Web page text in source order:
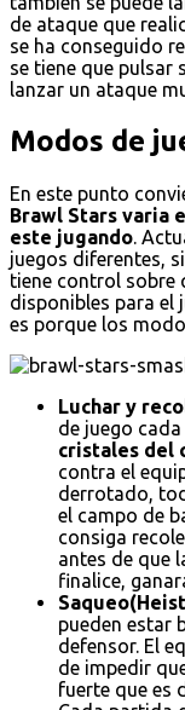
de ataque que
se ha conseguido
se tiene que pulsar
lanzar un ataque
Modos de
En este punto
Brawl Stars varia
este jugando.
juegos diferentes,
tiene control sobre
disponibles para el
es porque los
Luchar y
de juego
cristales del
contra el
derrotado,
el campo de
consiga
antes de que
finalice,
pueden estar
defensor. El
de impedir
fuerte que es